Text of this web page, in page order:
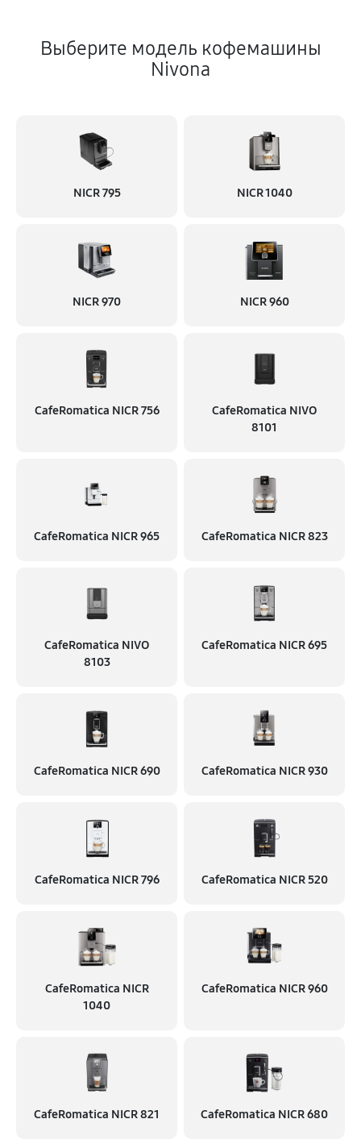
Выберите модель кофемашины
Nivona
NICR 795 NICR 1040
NICR 970 NICR 960
CafeRomatica NICR 756
CafeRomatica NIVO
8101
CafeRomatica NICR 965 CafeRomatica NICR 823
CafeRomatica NIVO
8103
CafeRomatica NICR 695
CafeRomatica NICR 690 CafeRomatica NICR 930
CafeRomatica NICR 796 CafeRomatica NICR 520
CafeRomatica NICR
1040
CafeRomatica NICR 960
CafeRomatica NICR 821 CafeRomatica NICR 680